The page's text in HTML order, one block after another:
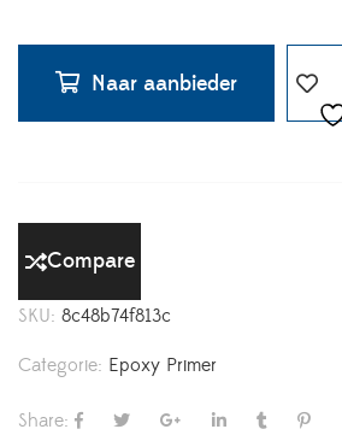
Naar aanbieder
Compare
SKU: 8c48b74f813c
Categorie: Epoxy Primer
Share: